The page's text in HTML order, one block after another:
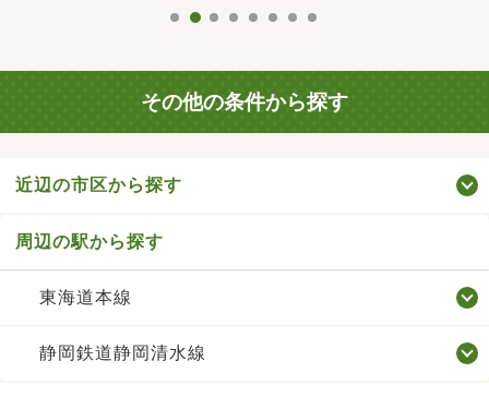
その他の条件から探す
近辺の市区から探す
周辺の駅から探す
東海道本線
静岡鉄道静岡清水線